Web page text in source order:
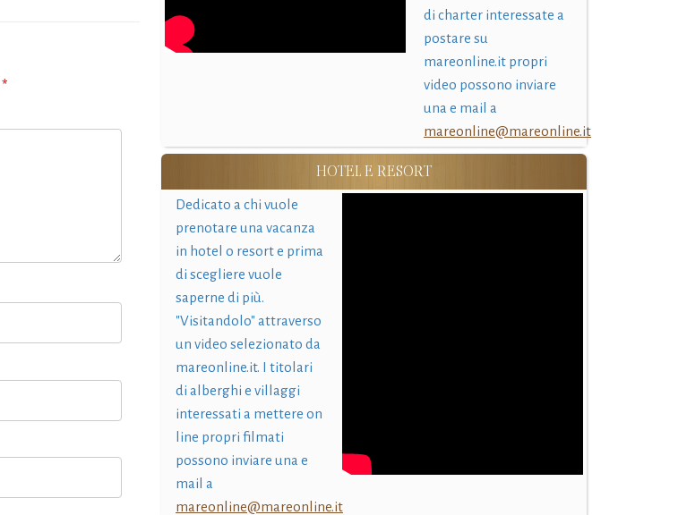
*
di charter interessate a
postare su
mareonline.it propri
video possono inviare
una e mail a
mareonline@mareonline.it
HOTEL E RESORT
Dedicato a chi vuole
prenotare una vacanza
in hotel o resort e prima
di scegliere vuole
saperne di più.
"Visitandolo" attraverso
un video selezionato da
mareonline.it. I titolari
di alberghi e villaggi
interessati a mettere on
line propri filmati
possono inviare una e
mail a
mareonline@mareonline.it